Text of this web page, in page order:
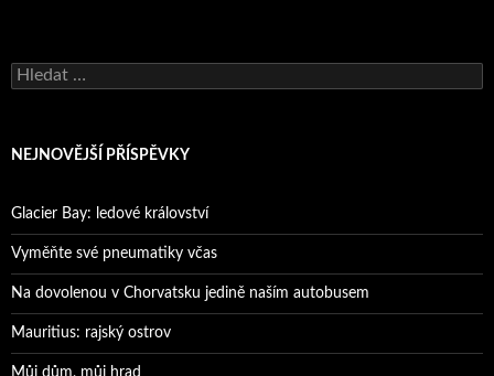
Vyhledávání
NEJNOVĚJŠÍ PŘÍSPĚVKY
Glacier Bay: ledové království
Vyměňte své pneumatiky včas
Na dovolenou v Chorvatsku jedině naším autobusem
Mauritius: rajský ostrov